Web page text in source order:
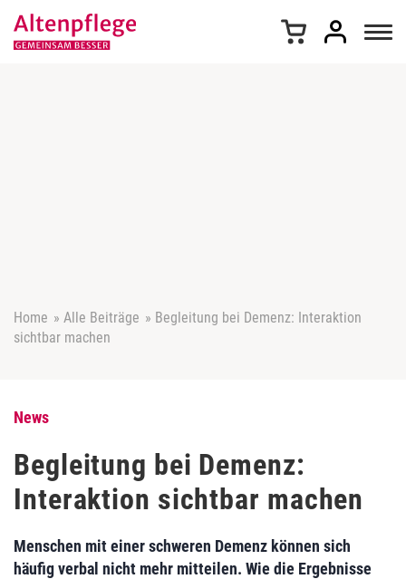
Home » Alle Beiträge » Begleitung bei Demenz: Interaktion
sichtbar machen
News
Begleitung bei Demenz:
Interaktion sichtbar machen
Menschen mit einer schweren Demenz können sich
häufig verbal nicht mehr mitteilen. Wie die Ergebnisse